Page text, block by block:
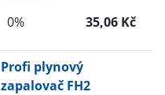
0% 35,06 Kč
Profi plynový
zapalovač FH2